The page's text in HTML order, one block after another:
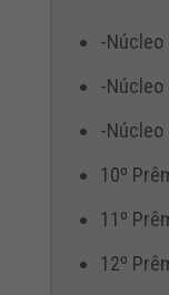
-Núcleo
-
-Núcleo
10º
11º
12º